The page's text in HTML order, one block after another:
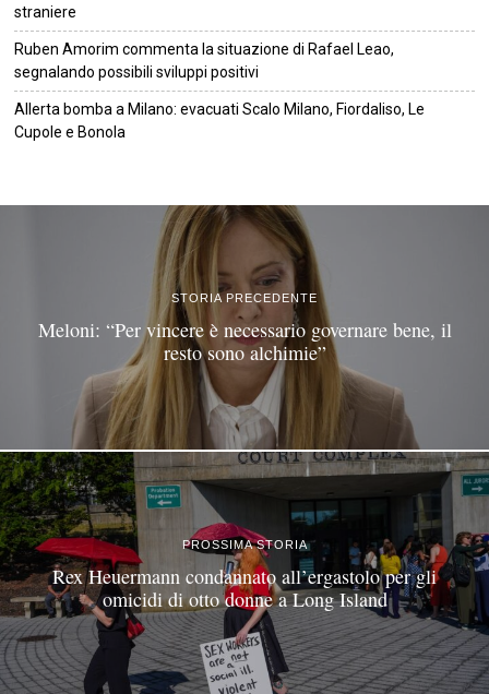
straniere
Ruben Amorim commenta la situazione di Rafael Leao,
segnalando possibili sviluppi positivi
Allerta bomba a Milano: evacuati Scalo Milano, Fiordaliso, Le
Cupole e Bonola
STORIA PRECEDENTE
Meloni: “Per vincere è necessario governare bene, il
resto sono alchimie”
PROSSIMA STORIA
Rex Heuermann condannato all’ergastolo per gli
omicidi di otto donne a Long Island